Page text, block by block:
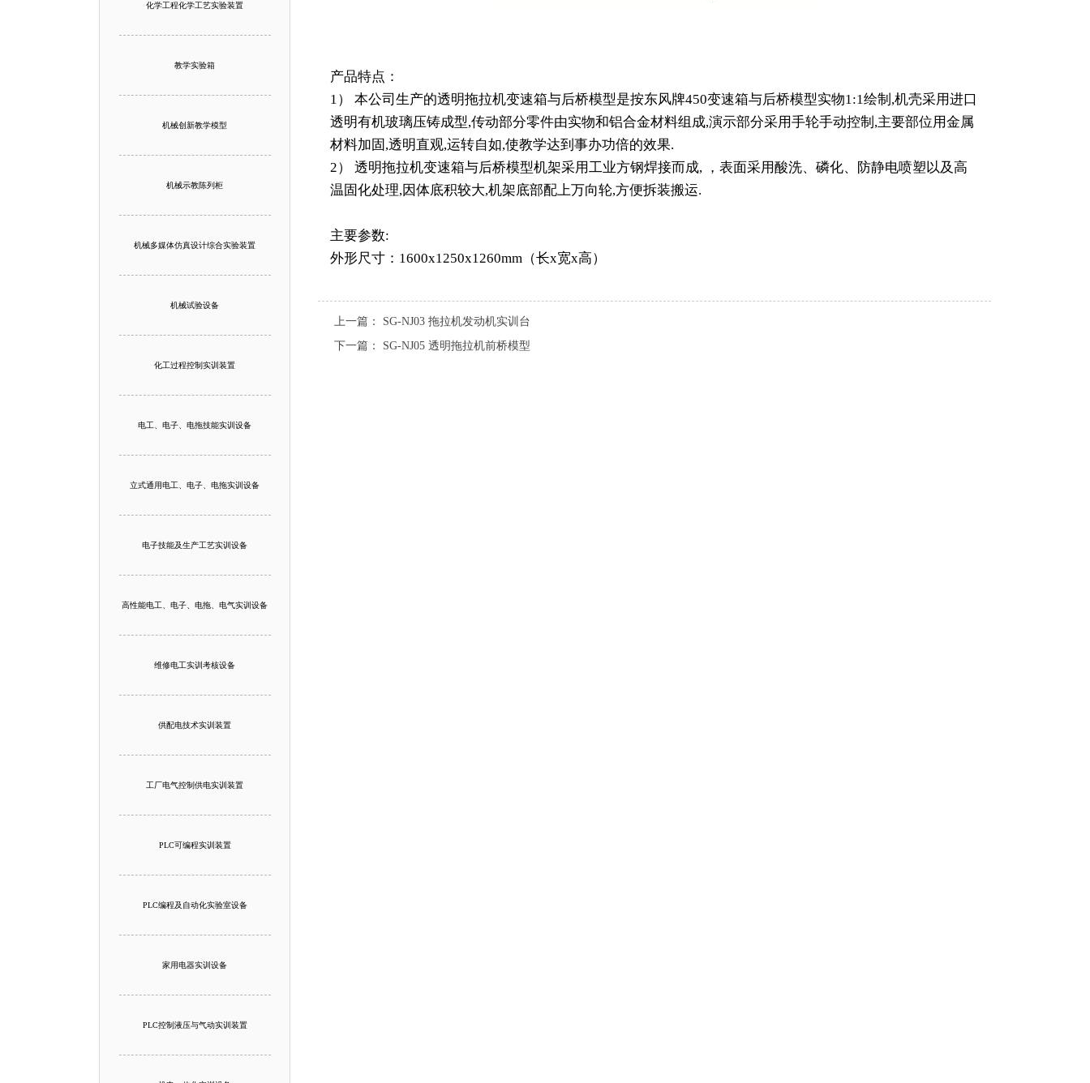
化学工程化学工艺实验装置
教学实验箱
机械创新教学模型
机械示教陈列柜
机械多媒体仿真设计综合实验装置
机械试验设备
化工过程控制实训装置
电工、电子、电拖技能实训设备
立式通用电工、电子、电拖实训设备
电子技能及生产工艺实训设备
高性能电工、电子、电拖、电气实训设备
维修电工实训考核设备
供配电技术实训装置
工厂电气控制供电实训装置
PLC可编程实训装置
PLC编程及自动化实验室设备
家用电器实训设备
PLC控制液压与气动实训装置
产品特点：
1） 本公司生产的透明拖拉机变速箱与后桥模型是按东风牌450变速箱与后桥模型实物1:1绘制,机壳采用进口
透明有机玻璃压铸成型,传动部分零件由实物和铝合金材料组成,演示部分采用手轮手动控制,主要部位用金属
材料加固,透明直观,运转自如,使教学达到事办功倍的效果.
2） 透明拖拉机变速箱与后桥模型机架采用工业方钢焊接而成, ，表面采用酸洗、磷化、防静电喷塑以及高
温固化处理,因体底积较大,机架底部配上万向轮,方便拆装搬运.
主要参数:
外形尺寸：1600x1250x1260mm（长x宽x高）
上一篇： SG-NJ03 拖拉机发动机实训台
下一篇： SG-NJ05 透明拖拉机前桥模型